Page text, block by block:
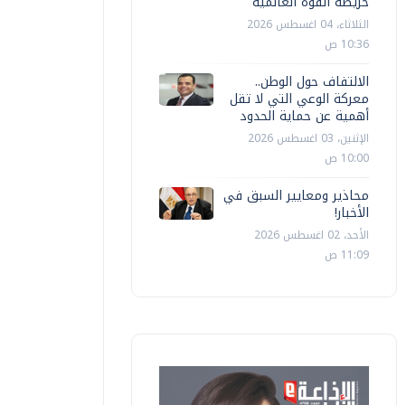
الثلاثاء، 04 اغسطس 2026
10:36 ص
الالتفاف حول الوطن..
معركة الوعي التي لا تقل
أهمية عن حماية الحدود
الإثنين، 03 اغسطس 2026
10:00 ص
محاذير ومعايير السبق في
الأخبار!
الأحد، 02 اغسطس 2026
11:09 ص